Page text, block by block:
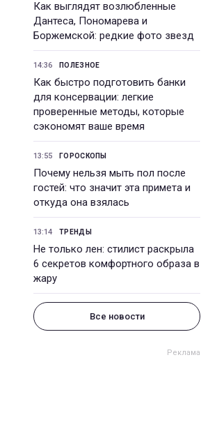
Как выглядят возлюбленные
Дантеса, Пономарева и
Боржемской: редкие фото звезд
14:36 ПОЛЕЗНОЕ
Как быстро подготовить банки
для консервации: легкие
проверенные методы, которые
сэкономят ваше время
13:55 ГОРОСКОПЫ
Почему нельзя мыть пол после
гостей: что значит эта примета и
откуда она взялась
13:14 ТРЕНДЫ
Не только лен: стилист раскрыла
6 секретов комфортного образа в
жару
Все новости